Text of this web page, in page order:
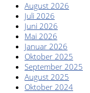
August 2026
Juli 2026
Juni 2026
Mai 2026
Januar 2026
Oktober 2025
September 2025
August 2025
Oktober 2024